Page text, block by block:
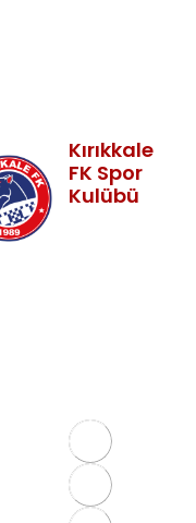
Kırıkkale
FK Spor
Kulübü